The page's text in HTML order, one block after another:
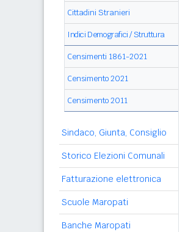
Cittadini Stranieri
Indici Demografici / Struttura
Censimenti 1861-2021
Censimento 2021
Censimento 2011
Sindaco, Giunta, Consiglio
Storico Elezioni Comunali
Fatturazione elettronica
Scuole Maropati
Banche Maropati